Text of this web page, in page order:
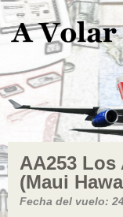
AA253
(Maui
Fecha del vuelo: